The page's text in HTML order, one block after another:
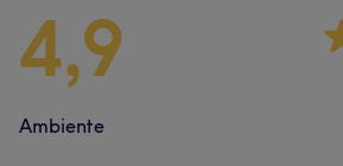
4,9
Ambiente